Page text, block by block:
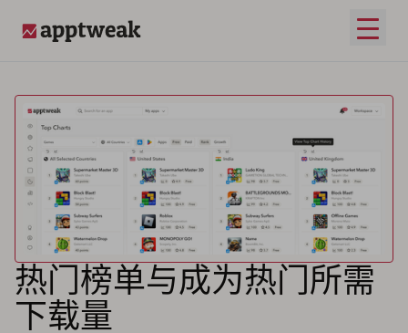
打开
热门榜单与成为热门所需
下载量